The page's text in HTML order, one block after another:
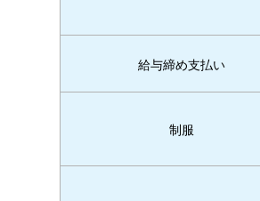
給与締め支払い
制服